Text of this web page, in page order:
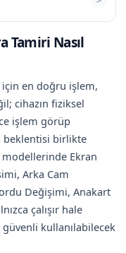
Tamiri Nasıl
en doğru işlem,
cihazın fiziksel
işlem görüp
beklentisi birlikte
Ekran
Arka Cam
Değişimi, Anakart
çalışır hale
kullanılabilecek